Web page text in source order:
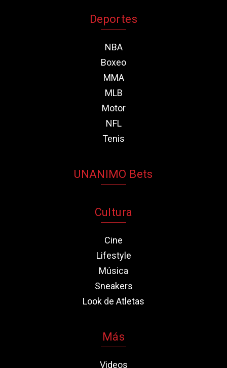
Deportes
NBA
Boxeo
MMA
MLB
Motor
NFL
Tenis
UNANIMO Bets
Cultura
Cine
Lifestyle
Música
Sneakers
Look de Atletas
Más
Videos